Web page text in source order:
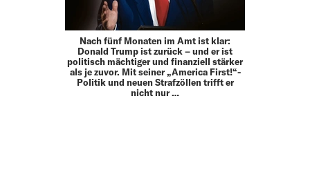
Nach fünf Monaten im Amt ist klar:
Donald Trump ist zurück – und er ist
politisch mächtiger und finanziell stärker
als je zuvor. Mit seiner „America First!“-
Politik und neuen Strafzöllen trifft er
nicht nur …